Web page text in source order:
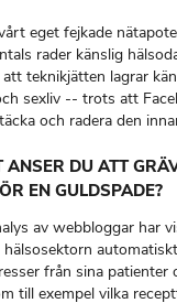
eget fejkade
rader känslig
att teknikjätten lagrar
sexliv -- trots att
ANSER DU ATT
EN GULDSPADE?
av webbloggar har
från sina patienter
till exempel vilka